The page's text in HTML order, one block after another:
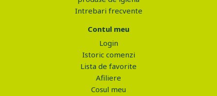
Intrebari frecvente
Contul meu
Login
Istoric comenzi
Lista de favorite
Afiliere
Cosul meu